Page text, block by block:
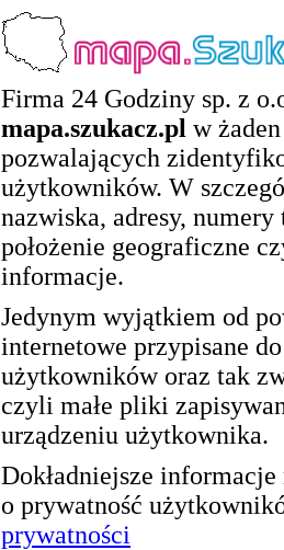
Firma 24 Godziny sp. z
mapa.szukacz.pl w
pozwalających
użytkowników. W
nazwiska, adresy,
położenie geograficzne
informacje.
Jedynym wyjątkiem od
internetowe przypisane
użytkowników oraz tak
czyli małe pliki
urządzeniu użytkownika.
Dokładniejsze
o prywatność
prywatności